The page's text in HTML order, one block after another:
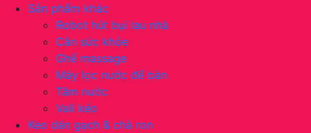
Sản phẩm khác
Robot hút bụi lau nhà
Cân sức khỏe
Ghế massage
Máy lọc nước để bàn
Tăm nước
Vali kéo
Keo dán gạch & chà ron